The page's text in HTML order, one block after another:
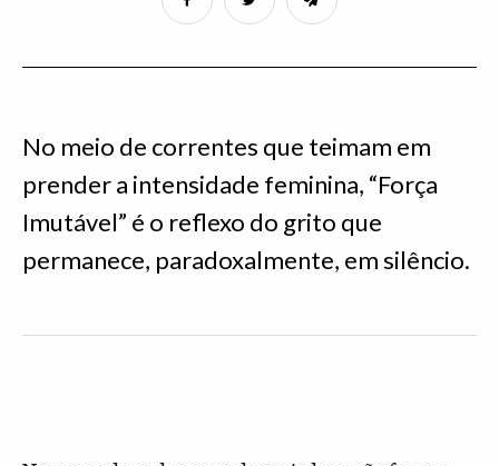
No meio de correntes que teimam em
prender a intensidade feminina, “Força
Imutável” é o reflexo do grito que
permanece, paradoxalmente, em silêncio.